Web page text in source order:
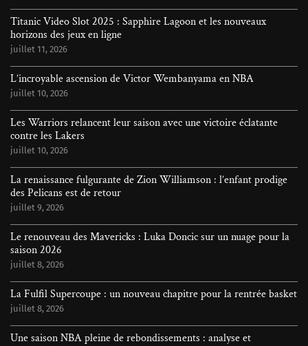
Titanic Video Slot 2025 : Sapphire Lagoon et les nouveaux
horizons des jeux en ligne
juillet 11, 2026
L’incroyable ascension de Victor Wembanyama en NBA
juillet 10, 2026
Les Warriors relancent leur saison avec une victoire éclatante
contre les Lakers
juillet 10, 2026
La renaissance fulgurante de Zion Williamson : l’enfant prodige
des Pelicans est de retour
juillet 9, 2026
Le renouveau des Mavericks : Luka Doncic sur un nuage pour la
saison 2026
juillet 8, 2026
La Fulfil Supercoupe : un nouveau chapitre pour la rentrée basket
juillet 8, 2026
Une saison NBA pleine de rebondissements : analyse et